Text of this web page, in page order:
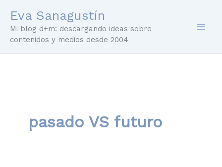
contenido
Eva Sanagustín
Mi blog d+m: descargando ideas sobre
contenidos y medios desde 2004
pasado VS futuro